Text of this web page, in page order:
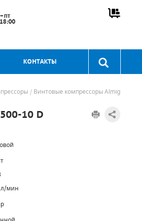
КОНТАКТЫ
Винтовые компрессоры Almig
10 D
л/мин